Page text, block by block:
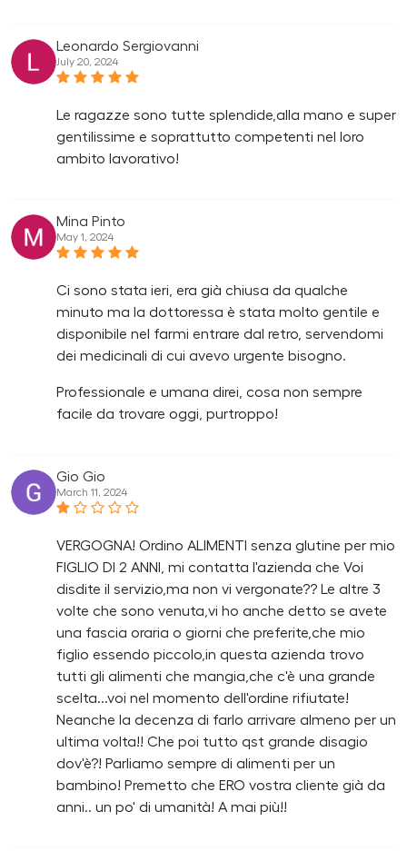
Leonardo Sergiovanni
July 20, 2024
Le ragazze sono tutte splendide,alla mano e super
gentilissime e soprattutto competenti nel loro
ambito lavorativo!
Mina Pinto
May 1, 2024
Ci sono stata ieri, era già chiusa da qualche
minuto ma la dottoressa è stata molto gentile e
disponibile nel farmi entrare dal retro, servendomi
dei medicinali di cui avevo urgente bisogno.
Professionale e umana direi, cosa non sempre
facile da trovare oggi, purtroppo!
Gio Gio
March 11, 2024
VERGOGNA! Ordino ALIMENTI senza glutine per mio
FIGLIO DI 2 ANNI, mi contatta l'azienda che Voi
disdite il servizio,ma non vi vergonate?? Le altre 3
volte che sono venuta,vi ho anche detto se avete
una fascia oraria o giorni che preferite,che mio
figlio essendo piccolo,in questa azienda trovo
tutti gli alimenti che mangia,che c'è una grande
scelta...voi nel momento dell'ordine rifiutate!
Neanche la decenza di farlo arrivare almeno per un
ultima volta!! Che poi tutto qst grande disagio
dov'è?! Parliamo sempre di alimenti per un
bambino! Premetto che ERO vostra cliente già da
anni.. un po' di umanità! A mai più!!